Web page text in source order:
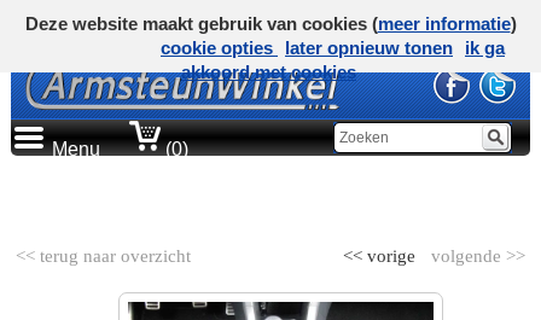
Menu (0)
<< terug naar overzicht volgende >>
<< vorige
Deze website maakt gebruik van cookies (meer informatie)
cookie opties
later opnieuw tonen
ik ga
akkoord met cookies